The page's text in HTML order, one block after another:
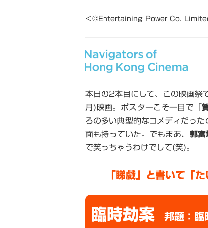
＜©Entertaining Power Co.
本日の2本目にして、この映画祭
月)映画。ポスターこそ一目で「
ろの多い典型的なコメディだっ
面も持っていた。でもまあ、 郭富
で笑っちゃうわけでして(笑)。
「睇戲」と書いて「
臨時劫案 邦題：